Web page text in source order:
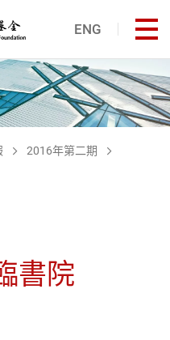
金
ENG 打
2016年第二期
書院